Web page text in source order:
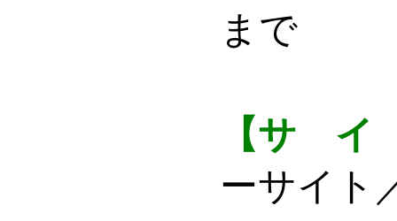
まで
【サ イ
ーサイト